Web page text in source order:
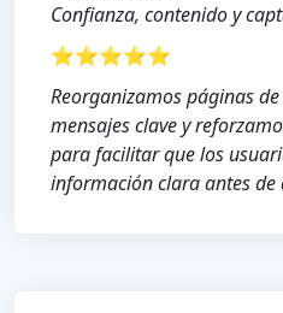
Confianza, contenido y
⭐⭐⭐⭐⭐
Reorganizamos páginas
mensajes clave y
para facilitar que los
información clara antes de